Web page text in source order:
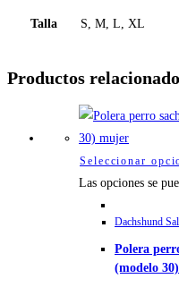
Talla S, M, L, XL
Productos
Seleccionar
Las opciones se
Dachshund
Polera
(modelo